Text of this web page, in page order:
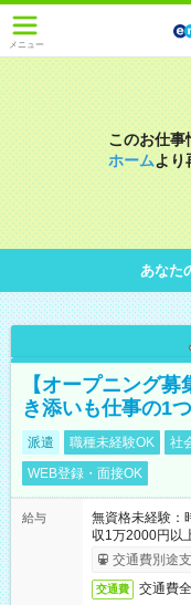
メニュー
このお仕事
ホームより
あなた
【オープニング
き添いも仕事の1つ
派遣 職種未経験OK 社
WEB登録・面接OK
給与
無資格未経験
収1万2000円以
交通費別途
交通費 交通費